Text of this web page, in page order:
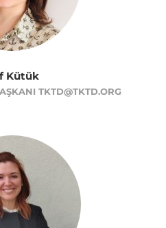
Kütük
TKTD@TKTD.ORG